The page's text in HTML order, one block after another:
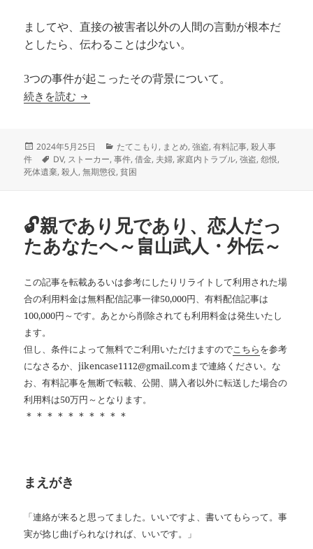
ましてや、直接の被害者以外の人間の言動が根本だ
としたら、伝わることは少ない。
3つの事件が起こったその背景について。
続きを読む 🔓被害者の事情、加害者の事情
投
稿
日:
2024年5月25日
カ
テ
ゴ
たてこもり , まとめ,強盗,有料記事,殺人事
件
タ
グ
DV, ストーカー,事件,借金, 夫婦,家庭内トラブル,強盗,怨恨,
死体遺棄,殺人,無期懲役,貧困
🔓親であり兄であり、恋人だっ
たあなたへ～畠山武人・外伝～
この記事を転載あるいは参考にしたりリライトして利用された場
合の利用料金は無料配信記事一律50,000円、有料配信記事は
100,000円～です。あとから削除されても利用料金は発生いたし
ます。
但し、条件によって無料でご利用いただけますのでこちらを参考
になさるか、jikencase1112@gmail.comまで連絡ください。な
お、有料記事を無断で転載、公開、購入者以外に転送した場合の
利用料は50万円～となります。
＊＊＊＊＊＊＊＊＊＊
まえがき
「連絡が来ると思ってました。いいですよ、書いてもらって。事
実が捻じ曲げられなければ、いいです。」